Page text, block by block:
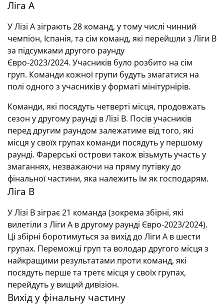
Ліга А
У Лізі А зіграють 28 команд, у тому числі чинний
чемпіон, Іспанія, та сім команд, які перейшли з Ліги B
за підсумками другого раунду
Євро-2023/2024. Учасників було розбито на сім
груп. Команди кожної групи будуть змагатися на
полі одного з учасників у форматі мінітурнірів.
Команди, які посядуть четверті місця, продовжать
сезон у другому раунді в Лізі В. Посів учасників
перед другим раундом залежатиме від того, які
місця у своїх групах команди посядуть у першому
раунді. Фарерські острови також візьмуть участь у
змаганнях, незважаючи на пряму путівку до
фінальної частини, яка належить їм як господарям.
Ліга В
У Лізі B зіграє 21 команда (зокрема збірні, які
вилетіли з Ліги А в другому раунді Євро-2023/2024).
Ці збірні боротимуться за вихід до Ліги А в шести
групах. Переможці груп та володар другого місця з
найкращими результатами проти команд, які
посядуть перше та третє місця у своїх групах,
перейдуть у вищий дивізіон.
Вихід у фінальну частину